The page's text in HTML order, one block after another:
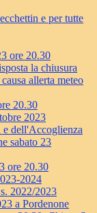
e per tutte
ore 20.30
la chiusura
allerta meteo
20.30
2023
dell'Accoglienza
sabato 23
ore 20.30
2024
2022/2023
a Pordenone